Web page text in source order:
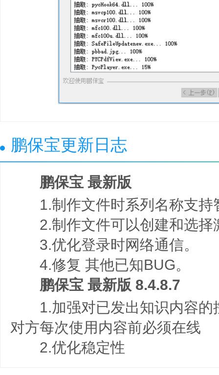
鹏保宝更新日志
鹏保宝 最新版
1.制作文件时系列名称支持
2.制作文件可以创建和选择
3.优化登录时网络通信。
4.修复 其他已知BUG。
鹏保宝 最新版 8.4.8.7
1.加强对已发出知识内容的
对方每次使用内容前必须在线
2.优化稳定性